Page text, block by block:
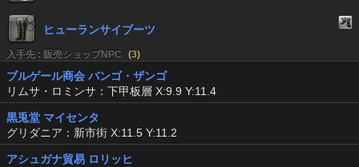
ヒューランサイブーツ
入手先 : 販売ショップNPC (3)
ブルゲール商会 バンゴ・ザンゴ
リムサ・ロミンサ：下甲板層 X:9.9 Y:11.4
黒兎堂 マイセンタ
グリダニア：新市街 X:11.5 Y:11.2
アシュガナ貿易 ロリッヒ